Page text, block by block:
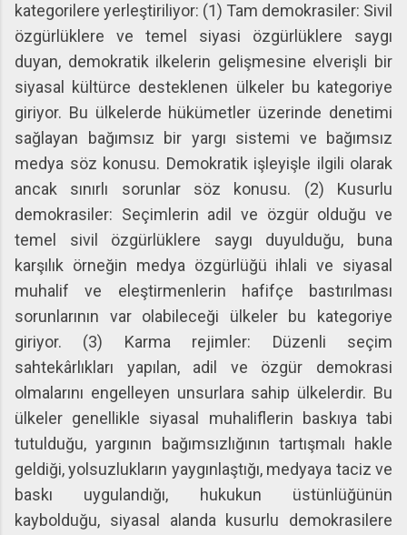
kategorilere yerleştiriliyor: (1) Tam demokrasiler: Sivil
özgürlüklere ve temel siyasi özgürlüklere saygı
duyan, demokratik ilkelerin gelişmesine elverişli bir
siyasal kültürce desteklenen ülkeler bu kategoriye
giriyor. Bu ülkelerde hükümetler üzerinde denetimi
sağlayan bağımsız bir yargı sistemi ve bağımsız
medya söz konusu. Demokratik işleyişle ilgili olarak
ancak sınırlı sorunlar söz konusu. (2) Kusurlu
demokrasiler: Seçimlerin adil ve özgür olduğu ve
temel sivil özgürlüklere saygı duyulduğu, buna
karşılık örneğin medya özgürlüğü ihlali ve siyasal
muhalif ve eleştirmenlerin hafifçe bastırılması
sorunlarının var olabileceği ülkeler bu kategoriye
giriyor. (3) Karma rejimler: Düzenli seçim
sahtekârlıkları yapılan, adil ve özgür demokrasi
olmalarını engelleyen unsurlara sahip ülkelerdir. Bu
ülkeler genellikle siyasal muhaliflerin baskıya tabi
tutulduğu, yargının bağımsızlığının tartışmalı hakle
geldiği, yolsuzlukların yaygınlaştığı, medyaya taciz ve
baskı uygulandığı, hukukun üstünlüğünün
kaybolduğu, siyasal alanda kusurlu demokrasilere